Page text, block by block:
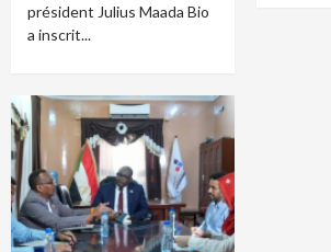
président Julius Maada Bio
a inscrit...